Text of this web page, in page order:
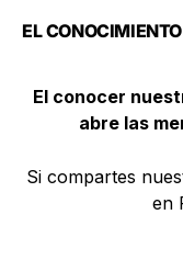
EL
El conocer
abre las
Si compartes
en